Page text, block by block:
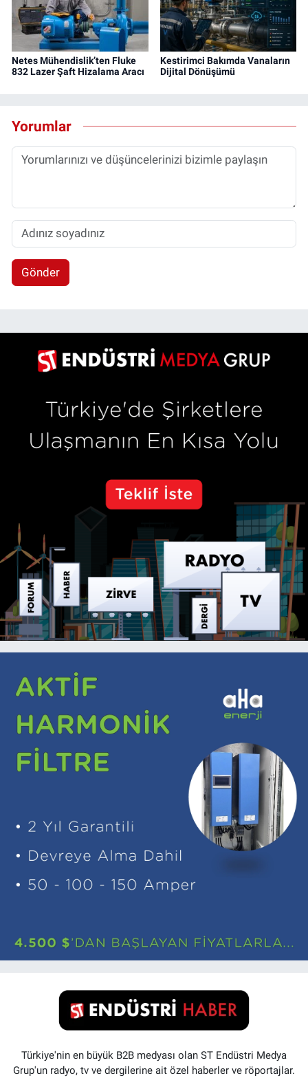
Netes Mühendislik’ten Fluke
832 Lazer Şaft Hizalama Aracı
Kestirimci Bakımda Vanaların
Dijital Dönüşümü
Yorumlar
Gönder
Türkiye'nin en büyük B2B medyası olan ST Endüstri Medya
Grup'un radyo, tv ve dergilerine ait özel haberler ve röportajlar.